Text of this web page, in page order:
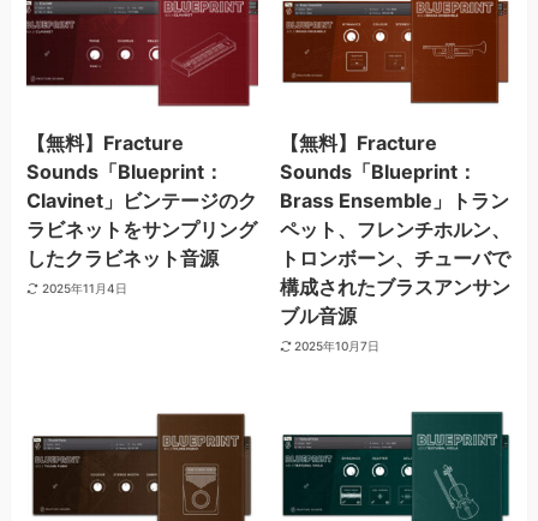
【無料】Fracture
Sounds「Blueprint：
Clavinet」ビンテージのク
ラビネットをサンプリング
したクラビネット音源
2025年11月4日
【無料】Fracture
Sounds「Blueprint：
Brass Ensemble」トラン
ペット、フレンチホルン、
トロンボーン、チューバで
構成されたブラスアンサン
ブル音源
2025年10月7日